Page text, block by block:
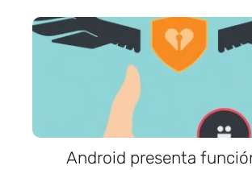
Android presenta